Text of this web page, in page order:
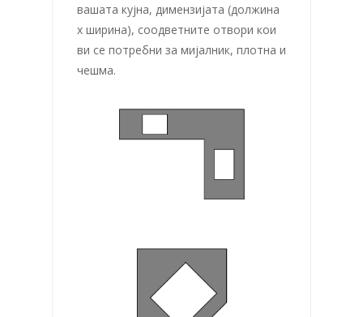
вашата кујна, димензијата (должина
х ширина), соодветните отвори кои
ви се потребни за мијалник, плотна и
чешма.